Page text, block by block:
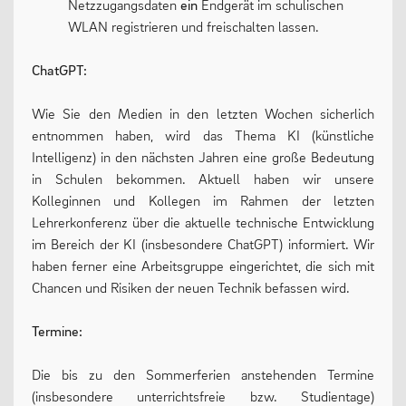
Netzzugangsdaten ein Endgerät im schulischen
WLAN registrieren und freischalten lassen.
ChatGPT:
Wie Sie den Medien in den letzten Wochen sicherlich
entnommen haben, wird das Thema KI (künstliche
Intelligenz) in den nächsten Jahren eine große Bedeutung
in Schulen bekommen. Aktuell haben wir unsere
Kolleginnen und Kollegen im Rahmen der letzten
Lehrerkonferenz über die aktuelle technische Entwicklung
im Bereich der KI (insbesondere ChatGPT) informiert. Wir
haben ferner eine Arbeitsgruppe eingerichtet, die sich mit
Chancen und Risiken der neuen Technik befassen wird.
Termine:
Die bis zu den Sommerferien anstehenden Termine
(insbesondere unterrichtsfreie bzw. Studientage)